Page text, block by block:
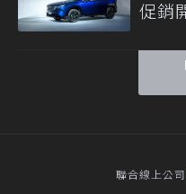
促銷
聯合線上公